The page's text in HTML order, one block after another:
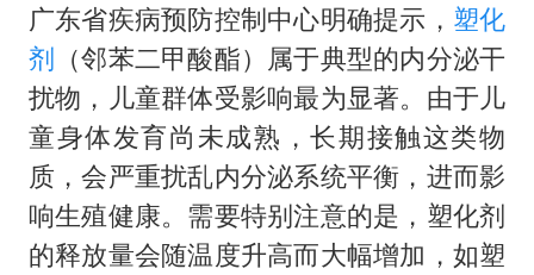
广东省疾病预防控制中心明确提示， 塑化
剂 （邻苯二甲酸酯）属于典型的内分泌干
扰物，儿童群体受影响最为显著。由于儿
童身体发育尚未成熟，长期接触这类物
质，会严重扰乱内分泌系统平衡，进而影
响生殖健康。需要特别注意的是，塑化剂
的释放量会随温度升高而大幅增加，如塑